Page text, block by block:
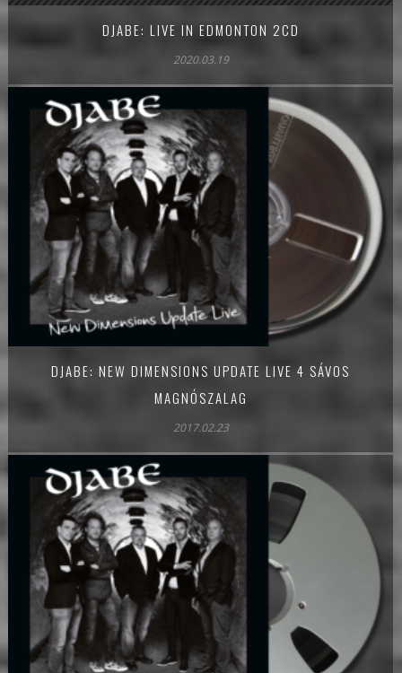
DJABE: LIVE IN EDMONTON 2CD
2020.03.19
DJABE: NEW DIMENSIONS UPDATE LIVE 4 SÁVOS
MAGNÓSZALAG
2017.02.23